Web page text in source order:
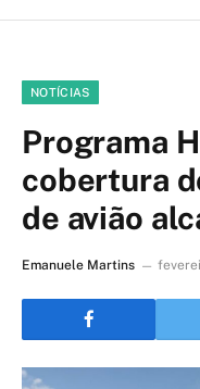
NOTÍCIAS
Programa
cobertura
de avião
Emanuele Martins